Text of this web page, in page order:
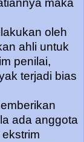
maka
oleh
ahli untuk
penilai,
terjadi bias
ada anggota